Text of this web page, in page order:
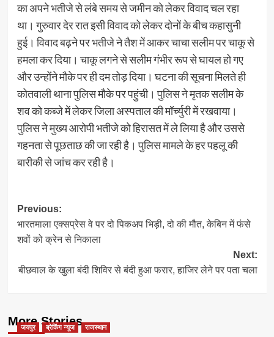
का अपने भतीजे से लंबे समय से जमीन को लेकर विवाद चल रहा
था। गुरुवार देर रात इसी विवाद को लेकर दोनों के बीच कहासुनी
हुई। विवाद बढ़ने पर भतीजे ने तैश में आकर चाचा सलीम पर चाकू से
हमला कर दिया। चाकू लगने से सलीम गंभीर रूप से घायल हो गए
और उन्होंने मौके पर ही दम तोड़ दिया। घटना की सूचना मिलते ही
कोतवाली थाना पुलिस मौके पर पहुंची। पुलिस ने मृतक सलीम के
शव को कब्जे में लेकर जिला अस्पताल की मॉर्च्युरी में रखवाया।
पुलिस ने मुख्य आरोपी भतीजे को हिरासत में ले लिया है और उससे
गहनता से पूछताछ की जा रही है। पुलिस मामले के हर पहलू की
बारीकी से जांच कर रही है।
Post
navigation
Previous:
भारतमाला एक्सप्रेस वे पर दो पिकअप भिड़ी, दो की मौत, केबिन में फंसे
शवों को क्रेन से निकाला
Next:
बीछवाल के खुला बंदी शिविर से बंदी हुआ फरार, हाजिर लेने पर पता चला
More Stories
जयपुर ब्रेकिंग न्यूज राजस्थान